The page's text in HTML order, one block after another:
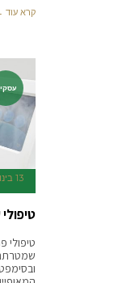
קרא עוד
13 בינואר 2024
טיפולי